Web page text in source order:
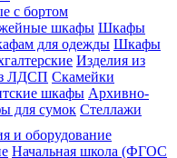
с бортом
шкафы Шкафы
для одежды Шкафы
Изделия из
ЛДСП Скамейки
шкафы Архивно-
для сумок Стеллажи
и оборудование
Начальная школа (ФГОС